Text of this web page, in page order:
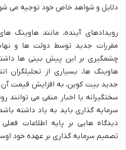
دلایل و شواهد خاص خود توجیه می
رویدادهای آینده، مانند
مقررات جدید توسط دولت ها و
چشمگیری بر این پیش بینی ها
هاوینگ ها، بسیاری از تحلیلگران
جدید بیت کوین، به افزایش قیمت آن
سختگیرانه یا اخبار منفی می توانند
سرمایه گذاری باید به یاد داشته
دیدگاه هایی بر پایه اطلاعات
تصمیم سرمایه گذاری بر عهده خود